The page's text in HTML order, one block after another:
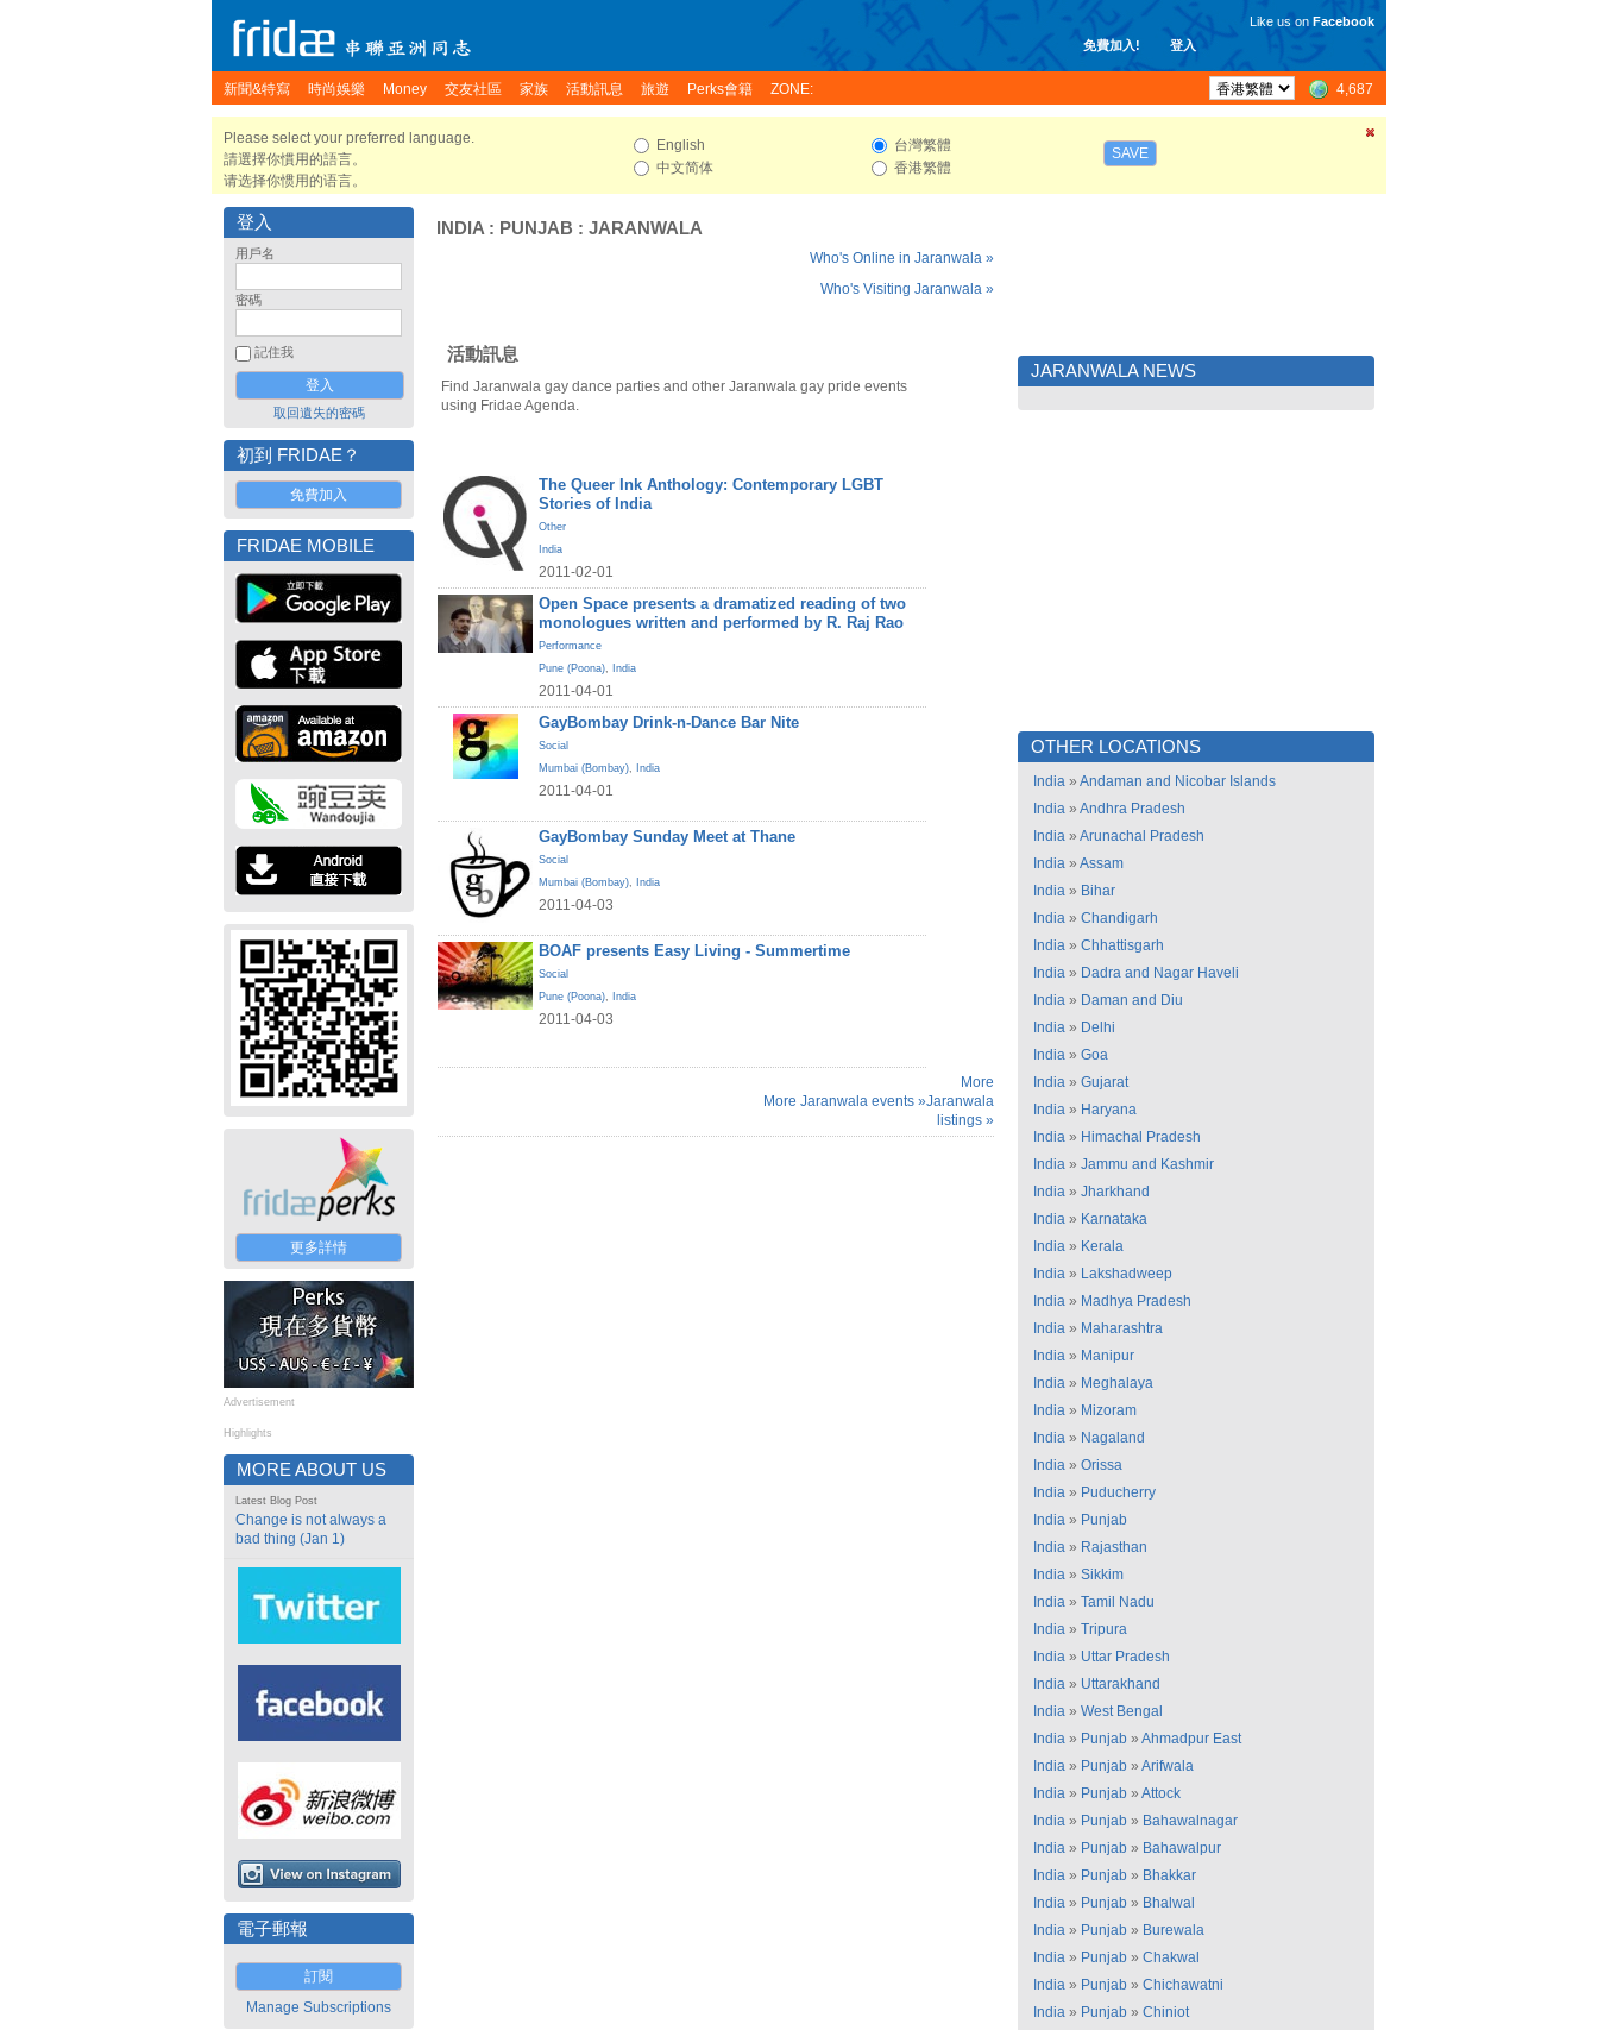
免費加入! 登入
Like us on Facebook
新聞&特寫 時尚娛樂 Money 交友社區 家族 活動訊息 旅遊 Perks會籍 ZONE: 4,687
Please select your preferred language.
請選擇你慣用的語言。
请选择你惯用的语言。
English
中文简体
台灣繁體
香港繁體
SAVE
登入
用戶名
密碼
記住我
取回遺失的密碼
初到 FRIDAE？
免費加入
FRIDAE MOBILE
更多詳情
Advertisement
Highlights
MORE ABOUT US
Latest Blog Post
Change is not always a
bad thing (Jan 1)
電子郵報
訂閱
Manage Subscriptions
INDIA : PUNJAB : JARANWALA
Who's Online in Jaranwala »
Who's Visiting Jaranwala »
活動訊息
Find Jaranwala gay dance parties and other Jaranwala gay pride events
using Fridae Agenda.
The Queer Ink Anthology: Contemporary LGBT
Stories of India
Other
India
2011-02-01
Open Space presents a dramatized reading of two
monologues written and performed by R. Raj Rao
Performance
Pune (Poona), India
2011-04-01
GayBombay Drink-n-Dance Bar Nite
Social
Mumbai (Bombay), India
2011-04-01
GayBombay Sunday Meet at Thane
Social
Mumbai (Bombay), India
2011-04-03
BOAF presents Easy Living - Summertime
Social
Pune (Poona), India
2011-04-03
More Jaranwala events »
More
Jaranwala
listings »
JARANWALA NEWS
OTHER LOCATIONS
India » Andaman and Nicobar Islands
India » Andhra Pradesh
India » Arunachal Pradesh
India » Assam
India » Bihar
India » Chandigarh
India » Chhattisgarh
India » Dadra and Nagar Haveli
India » Daman and Diu
India » Delhi
India » Goa
India » Gujarat
India » Haryana
India » Himachal Pradesh
India » Jammu and Kashmir
India » Jharkhand
India » Karnataka
India » Kerala
India » Lakshadweep
India » Madhya Pradesh
India » Maharashtra
India » Manipur
India » Meghalaya
India » Mizoram
India » Nagaland
India » Orissa
India » Puducherry
India » Punjab
India » Rajasthan
India » Sikkim
India » Tamil Nadu
India » Tripura
India » Uttar Pradesh
India » Uttarakhand
India » West Bengal
India » Punjab » Ahmadpur East
India » Punjab » Arifwala
India » Punjab » Attock
India » Punjab » Bahawalnagar
India » Punjab » Bahawalpur
India » Punjab » Bhakkar
India » Punjab » Bhalwal
India » Punjab » Burewala
India » Punjab » Chakwal
India » Punjab » Chichawatni
India » Punjab » Chiniot